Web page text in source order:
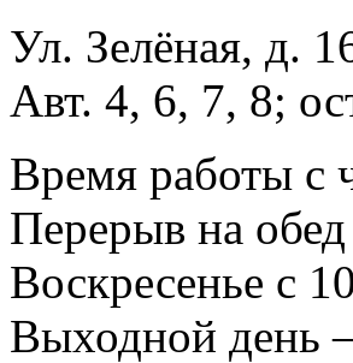
Ул. Зелёная, д.
Авт. 4, 6, 7, 8;
Время работы с
Перерыв на
Воскресенье с
Выходной день